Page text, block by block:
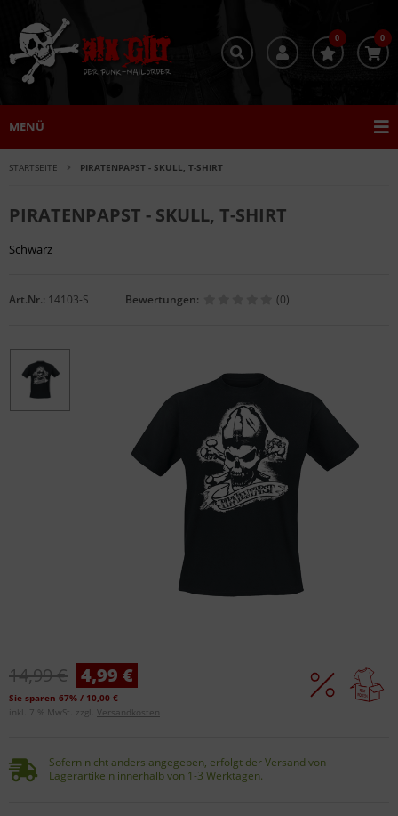
0 0
MENÜ
STARTSEITE PIRATENPAPST - SKULL, T-SHIRT
PIRATENPAPST - SKULL, T-SHIRT
Schwarz
Art.Nr.: 14103-S Bewertungen: (0)
14,99 € 4,99 €
Sie sparen 67% / 10,00 €
inkl. 7 % MwSt. zzgl. Versandkosten
Sofern nicht anders angegeben, erfolgt der Versand von
Lagerartikeln innerhalb von 1-3 Werktagen.